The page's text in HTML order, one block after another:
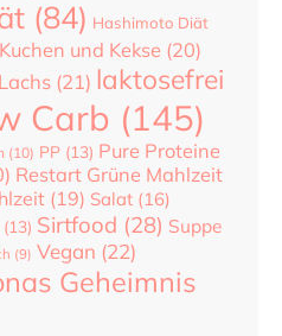
(84) Hashimoto Diät
Kuchen und Kekse (20)
Lachs (21) laktosefrei
Carb (145)
(10) PP (13) Pure Proteine
Restart Grüne Mahlzeit
(19) Salat (16)
(13) Sirtfood (28) Suppe
(9) Vegan (22)
Geheimnis